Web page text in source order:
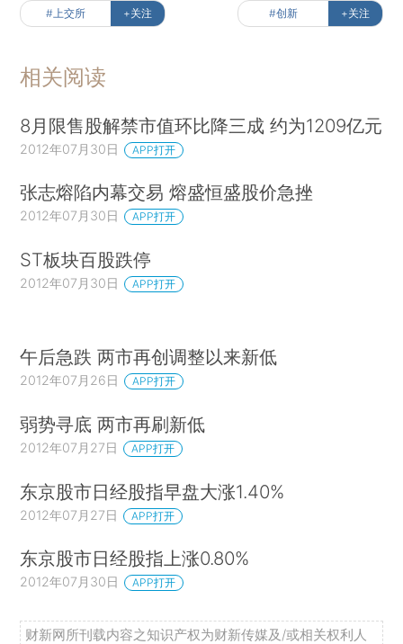
#上交所 +关注 #创新 +关注
相关阅读
8月限售股解禁市值环比降三成 约为1209亿元
2012年07月30日 APP打开
张志熔陷内幕交易 熔盛恒盛股价急挫
2012年07月30日 APP打开
ST板块百股跌停
2012年07月30日 APP打开
午后急跌 两市再创调整以来新低
2012年07月26日 APP打开
弱势寻底 两市再刷新低
2012年07月27日 APP打开
东京股市日经股指早盘大涨1.40%
2012年07月27日 APP打开
东京股市日经股指上涨0.80%
2012年07月30日 APP打开
财新网所刊载内容之知识产权为财新传媒及/或相关权利人